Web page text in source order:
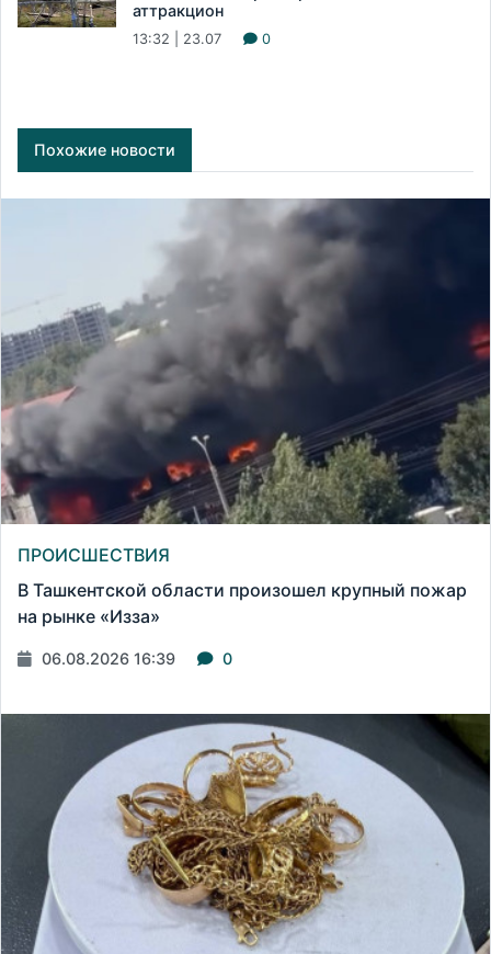
аттракцион
13:32 | 23.07 0
Похожие новости
ПРОИСШЕСТВИЯ
В Ташкентской области произошел крупный пожар
на рынке «Изза»
06.08.2026 16:39 0